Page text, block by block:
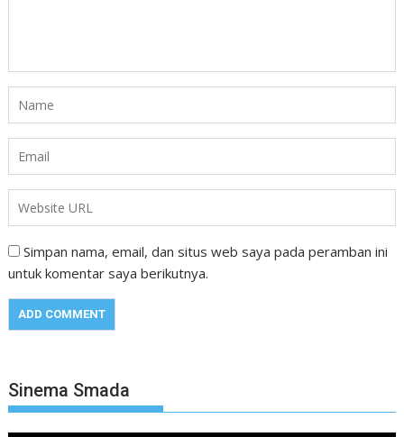
Simpan nama, email, dan situs web saya pada peramban ini
untuk komentar saya berikutnya.
Sinema Smada